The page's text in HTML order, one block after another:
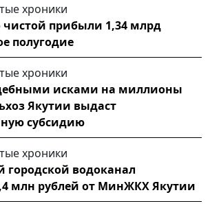
хроники
чистой прибыли 1,34 млрд
полугодие
хроники
исками на миллионы
Якутии выдаст
субсидию
хроники
городской водоканал
млн рублей от МинЖКХ Якутии